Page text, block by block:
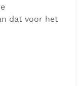
dat voor het